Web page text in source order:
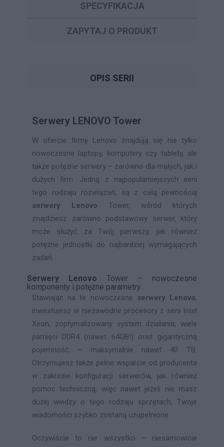
SPECYFIKACJA
ZAPYTAJ O PRODUKT
OPIS SERII
Serwery LENOVO Tower
W ofercie firmy Lenovo znajdują się nie tylko
nowoczesne laptopy, komputery czy tablety, ale
także potężne serwery – zarówno dla małych, jak i
dużych firm. Jedną z najpopularniejszych serii
tego rodzaju rozwiązań, są z całą pewnością
serwery Lenovo Tower, wśród których
znajdziesz zarówno podstawowy serwer, który
może służyć za Twój pierwszy, jak również
potężne jednostki do najbardziej wymagających
zadań.
Serwery Lenovo Tower – nowoczesne
komponenty i potężne parametry
Stawiając na te nowoczesne serwery Lenovo,
inwestujesz w niezawodne procesory z serii Intel
Xeon, zoptymalizowany system działania, wiele
pamięci DDR4 (nawet 64GB!) oraz gigantyczną
pojemność – maksymalnie nawet 40 TB.
Otrzymujesz także pełne wsparcie od producenta
w zakresie konfiguracji serwerów, jak również
pomoc techniczną, więc nawet jeżeli nie masz
dużej wiedzy o tego rodzaju sprzętach, Twoje
wiadomości szybko zostaną uzupełnione.
Oczywiście to nie wszystko – niesamowicie